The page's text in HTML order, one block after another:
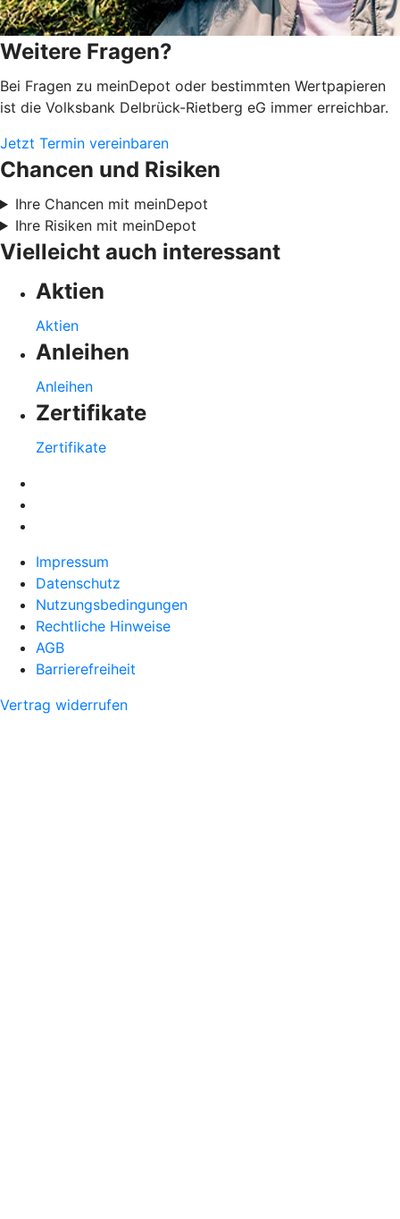
Weitere Fragen?
Bei Fragen zu meinDepot oder bestimmten Wertpapieren
ist die Volksbank Delbrück-Rietberg eG immer erreichbar.
Jetzt Termin vereinbaren
Chancen und Risiken
Ihre Chancen mit meinDepot
Ihre Risiken mit meinDepot
Vielleicht auch interessant
Aktien
Aktien
Anleihen
Anleihen
Zertifikate
Zertifikate
Impressum
Datenschutz
Nutzungsbedingungen
Rechtliche Hinweise
AGB
Barrierefreiheit
Vertrag widerrufen